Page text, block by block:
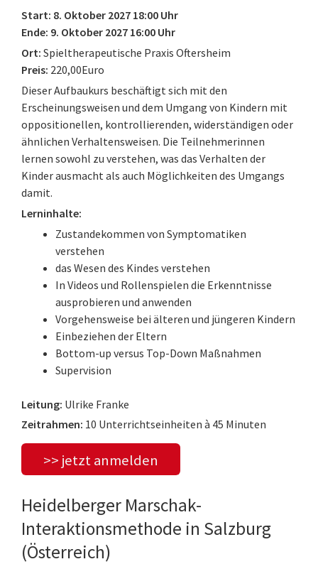
Start: 8. Oktober 2027 18:00 Uhr
Ende: 9. Oktober 2027 16:00 Uhr
Ort: Spieltherapeutische Praxis Oftersheim
Preis: 220,00Euro
Dieser Aufbaukurs beschäftigt sich mit den
Erscheinungsweisen und dem Umgang von Kindern mit
oppositionellen, kontrollierenden, widerständigen oder
ähnlichen Verhaltensweisen. Die Teilnehmerinnen
lernen sowohl zu verstehen, was das Verhalten der
Kinder ausmacht als auch Möglichkeiten des Umgangs
damit.
Lerninhalte:
Zustandekommen von Symptomatiken
verstehen
das Wesen des Kindes verstehen
In Videos und Rollenspielen die Erkenntnisse
ausprobieren und anwenden
Vorgehensweise bei älteren und jüngeren Kindern
Einbeziehen der Eltern
Bottom-up versus Top-Down Maßnahmen
Supervision
Leitung: Ulrike Franke
Zeitrahmen: 10 Unterrichtseinheiten à 45 Minuten
>> jetzt anmelden
Heidelberger Marschak-
Interaktionsmethode in Salzburg
(Österreich)